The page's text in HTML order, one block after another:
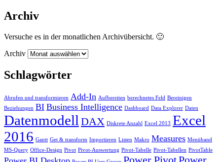
Archiv
Versuche es in der monatlichen Archivübersicht. 🙂
Archiv
Schlagwörter
Abrufen und transformieren Add-In Aufbereiten berechnetes Feld Bereinigen
Beziehungen BI Business Intelligence Dashboard Data Explorer Daten
Datenmodell DAX Diskrete Anzahl Excel 2013 Excel
2016 Gantt Get & transform Importieren Listen Makro Measures Menüband
MS-Query Office-Design Pivot Pivot-Auswertung Pivot-Tabelle Pivot-Tabellen PivotTable